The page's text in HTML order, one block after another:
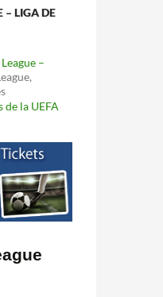
– LIGA DE
–